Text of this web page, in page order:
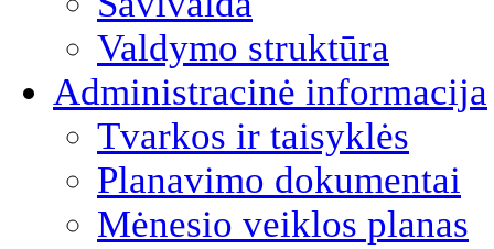
Valdymo struktūra
Administracinė informacija
Tvarkos ir taisyklės
Planavimo dokumentai
Mėnesio veiklos planas